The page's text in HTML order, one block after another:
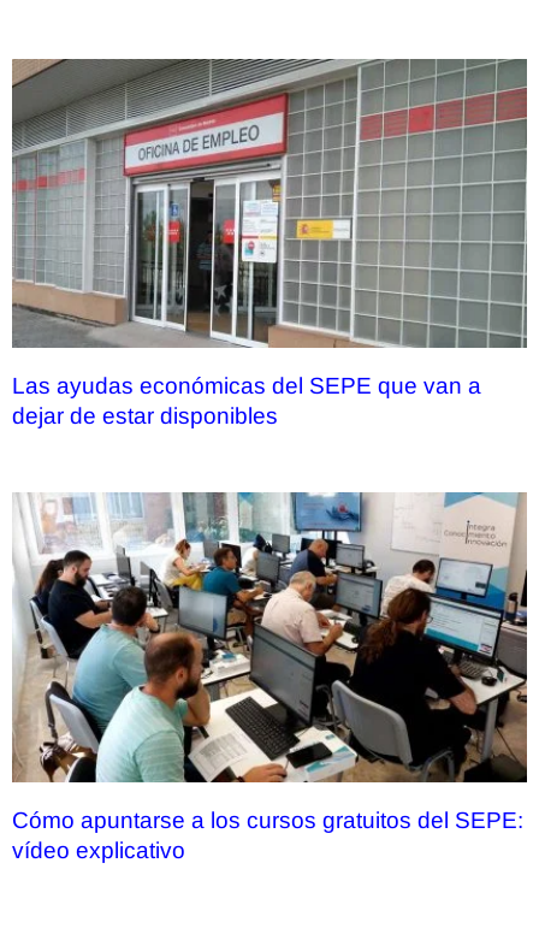
Las ayudas económicas del SEPE que van a
dejar de estar disponibles
Cómo apuntarse a los cursos gratuitos del SEPE:
vídeo explicativo